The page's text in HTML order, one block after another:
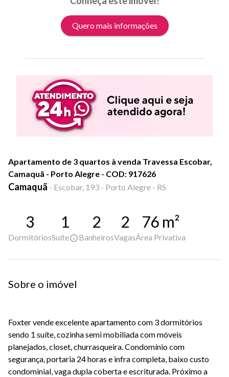
Quero mais informações
Apartamento de 3 quartos à venda Travessa Escobar,
Camaquã - Porto Alegre - COD: 917626
Camaquã - Escobar, 193 - Porto Alegre - RS
3
Dormitórios
1
Suíte
2
Banheiros
2
Vagas
76 m²
Área Privativa
Sobre o imóvel
Foxtervende excelente apartamento com 3 dormitórios
sendo 1 suíte, cozinhasemimobiliada com móveis
planejados, closet, churrasqueira. Condomínio com
segurança, portaria 24 horas e infra completa, baixo custo
condominial, vaga dupla coberta e escriturada. Próximo a